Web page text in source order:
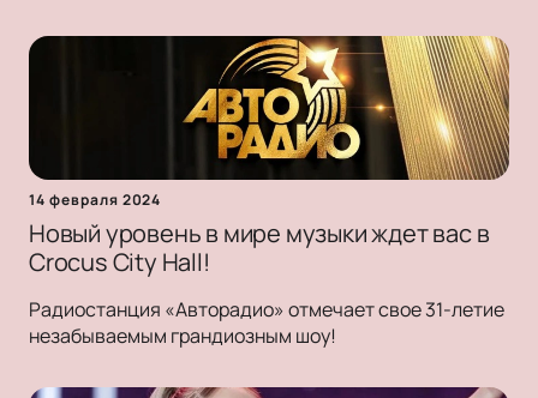
14 февраля 2024
Новый уровень в мире музыки ждет вас в
Crocus City Hall!
Радиостанция «Авторадио» отмечает свое 31-летие
незабываемым грандиозным шоу!